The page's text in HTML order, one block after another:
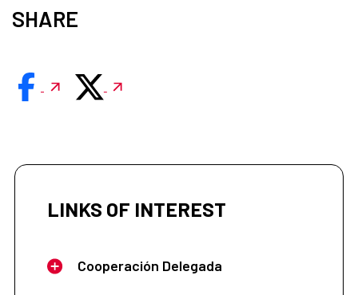
SHARE
LINKS OF INTEREST
Cooperación Delegada